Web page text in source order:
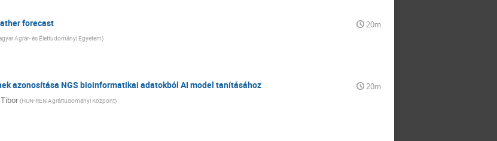
forecast
20m
Agrár- és Élettudományi Egyetem)
azonosítása NGS bioinformatikai adatokból AI model tanításához
20m
(HUN-REN Agrártudományi Központ)